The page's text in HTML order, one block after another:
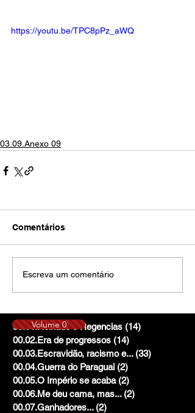
https://youtu.be/TPC8pPz_aWQ
03.09.Anexo 09
Comentários
Escreva um comentário
00.01.Reinado e Regencias (14)
00.02.Era de progressos (14)
00.03.Escravidão, racismo e... (33)
00.04.Guerra do Paraguai (2)
00.05.O Império se acaba (2)
00.06.Me deu cama, mas... (2)
00.07.Ganhadores... (2)
Volume 0